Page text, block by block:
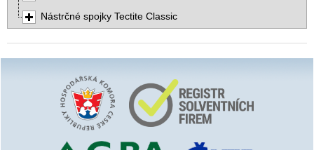
Nástrčné spojky Tectite Classic